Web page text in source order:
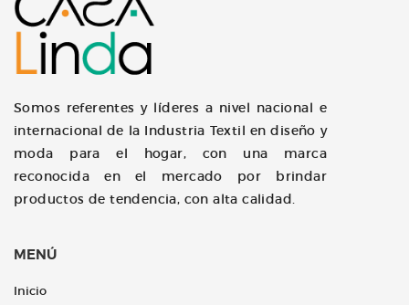
Somos referentes y líderes a nivel nacional e
internacional de la Industria Textil en diseño y
moda para el hogar, con una marca
reconocida en el mercado por brindar
productos de tendencia, con alta calidad.
MENÚ
Inicio